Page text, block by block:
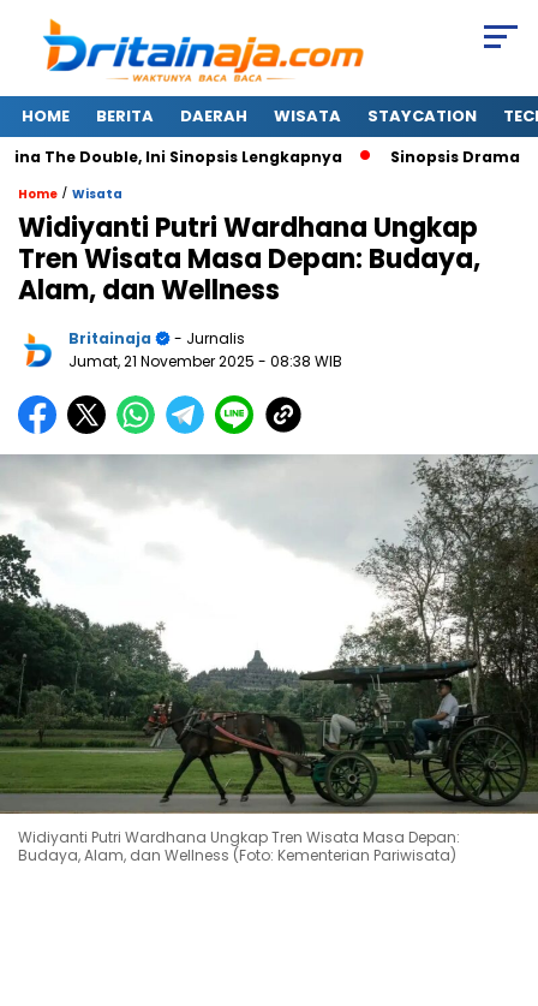
HOME BERITA DAERAH WISATA STAYCATION
Double, Ini Sinopsis Lengkapnya Sinopsis Drama
Home / Wisata
Widiyanti Putri Wardhana Ungkap
Tren Wisata Masa Depan: Budaya,
Alam, dan Wellness
Britainaja
- Jurnalis
Jumat, 21 November 2025 - 08:38 WIB
Widiyanti Putri Wardhana Ungkap Tren Wisata Masa Depan:
Budaya, Alam, dan Wellness (Foto: Kementerian Pariwisata)